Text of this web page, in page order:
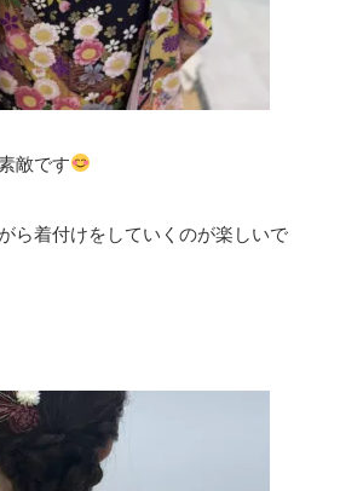
敵です
ら着付けをしていくのが楽しいで